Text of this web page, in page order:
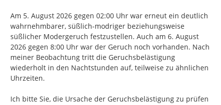
Am 5. August 2026 gegen 02:00 Uhr war erneut ein deutlich
wahrnehmbarer, süßlich-modriger beziehungsweise
süßlicher Modergeruch festzustellen. Auch am 6. August
2026 gegen 8:00 Uhr war der Geruch noch vorhanden. Nach
meiner Beobachtung tritt die Geruchsbelästigung
wiederholt in den Nachtstunden auf, teilweise zu ähnlichen
Uhrzeiten.
Ich bitte Sie, die Ursache der Geruchsbelästigung zu prüfen